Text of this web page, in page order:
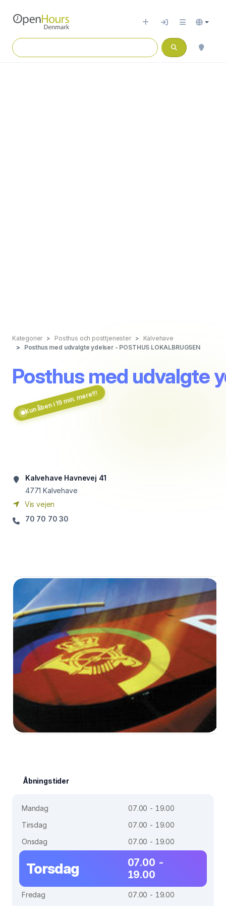
Kategorier Posthus och posttjenester
Kalvehave
Posthus med udvalgte ydelser - POSTHUS LOKALBRUGSEN
Posthus med udvalgte
Kun åben i 19 min. mere!!!
Kalvehave Havnevej 41
4771 Kalvehave
Vis vejen
70 70 70 30
Åbningstider
Mandag
07.00 - 19.00
Tirsdag
07.00 - 19.00
Onsdag
07.00 - 19.00
Torsdag
07.00 -
19.00
Fredag
07.00 - 19.00